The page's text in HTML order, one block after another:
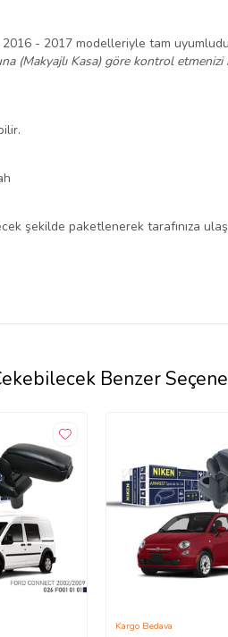
- 2017 modelleriyle tam
(Makyajlı Kasa) göre kontrol etmenizi
şekilde paketlenerek tarafınıza
Benzer
Kargo Bedava